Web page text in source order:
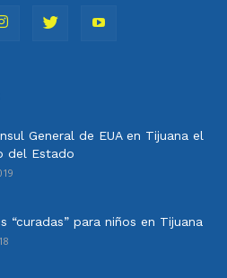
General de EUA en Tijuana el
del Estado
“curadas” para niños en Tijuana